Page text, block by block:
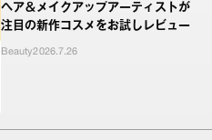
ヘア＆メイクアップアーティストが
注目の新作コスメをお試しレビュー
Beauty2026.7.26